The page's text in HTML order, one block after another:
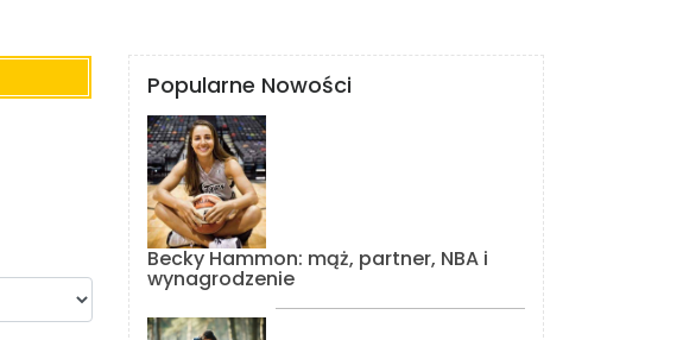
Popularne Nowości
Becky Hammon: mąż, partner, NBA i
wynagrodzenie